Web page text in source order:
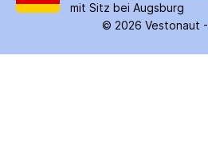
mit Sitz bei Augsburg
© 2026 Vestonaut -